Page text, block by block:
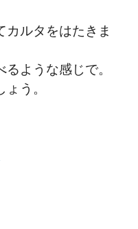
カルタをはたきま
ような感じで。
う。